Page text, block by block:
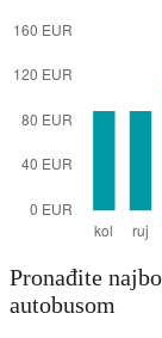
Pronađite
autobusom